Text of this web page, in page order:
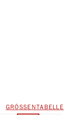
GRÖSSENTABELLE